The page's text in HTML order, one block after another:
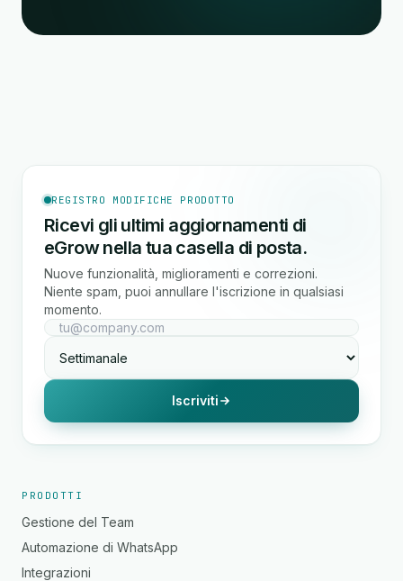
REGISTRO MODIFICHE PRODOTTO
Ricevi gli ultimi aggiornamenti di
eGrow nella tua casella di posta.
Nuove funzionalità, miglioramenti e correzioni.
Niente spam, puoi annullare l'iscrizione in qualsiasi
momento.
Iscriviti
PRODOTTI
Gestione del Team
Automazione di WhatsApp
Integrazioni